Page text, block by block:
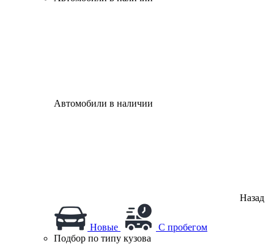
Автомобили в наличии
Назад
Новые
С пробегом
Подбор по типу кузова